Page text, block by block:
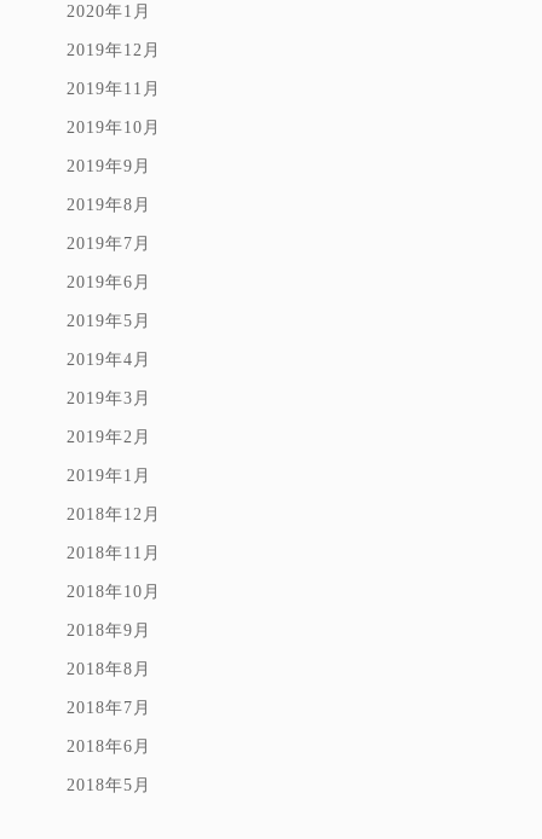
2020年1月
2019年12月
2019年11月
2019年10月
2019年9月
2019年8月
2019年7月
2019年6月
2019年5月
2019年4月
2019年3月
2019年2月
2019年1月
2018年12月
2018年11月
2018年10月
2018年9月
2018年8月
2018年7月
2018年6月
2018年5月